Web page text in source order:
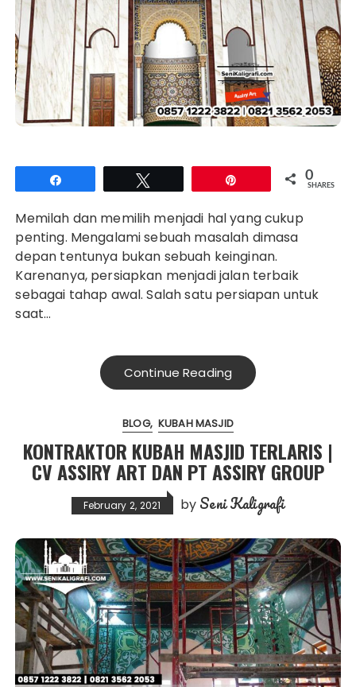
0
SHARES
Memilah dan memilih menjadi hal yang cukup
penting. Mengalami sebuah masalah dimasa
depan tentunya bukan sebuah keinginan.
Karenanya, persiapkan menjadi jalan terbaik
sebagai tahap awal. Salah satu persiapan untuk
saat…
Continue Reading
BLOG KUBAH MASJID
KONTRAKTOR KUBAH MASJID TERLARIS |
CV ASSIRY ART DAN PT ASSIRY GROUP
February 2, 2021 by Seni Kaligrafi